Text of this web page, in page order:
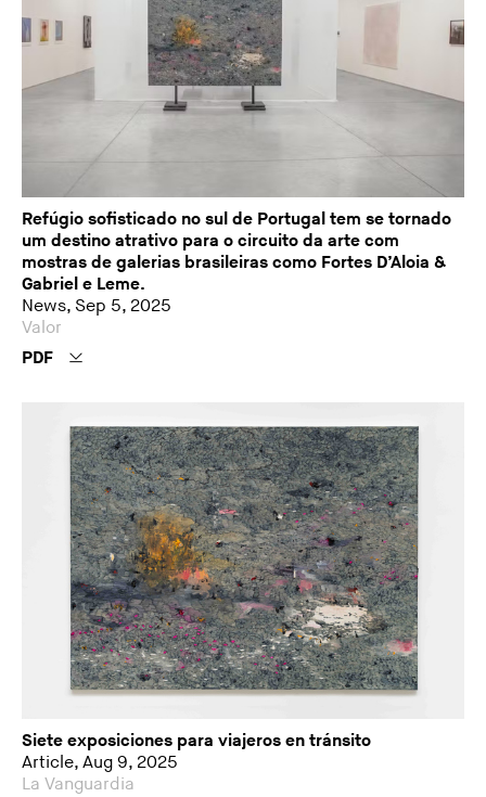
Refúgio sofisticado no sul de Portugal tem se tornado
um destino atrativo para o circuito da arte com
mostras de galerias brasileiras como Fortes D’Aloia &
Gabriel e Leme.
News, Sep 5, 2025
Valor
PDF
Siete exposiciones para viajeros en tránsito
Article, Aug 9, 2025
La Vanguardia